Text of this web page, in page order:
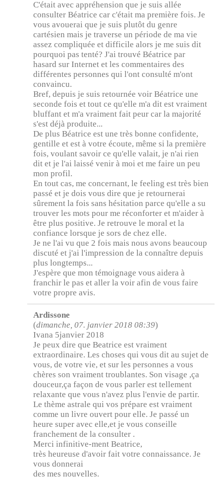
C'était avec appréhension que je suis allée
consulter Béatrice car c'était ma première fois. Je
vous avouerai que je suis plutôt du genre
cartésien mais je traverse un période de ma vie
assez compliquée et difficile alors je me suis dit
pourquoi pas tenté? J'ai trouvé Béatrice par
hasard sur Internet et les commentaires des
différentes personnes qui l'ont consulté m'ont
convaincu.
Bref, depuis je suis retournée voir Béatrice une
seconde fois et tout ce qu'elle m'a dit est vraiment
bluffant et m'a vraiment fait peur car la majorité
s'est déjà produite...
De plus Béatrice est une très bonne confidente,
gentille et est à votre écoute, même si la première
fois, voulant savoir ce qu'elle valait, je n'ai rien
dit et je l'ai laissé venir à moi et me faire un peu
mon profil.
En tout cas, me concernant, le feeling est très bien
passé et je dois vous dire que je retournerai
sûrement la fois sans hésitation parce qu'elle a su
trouver les mots pour me réconforter et m'aider à
être plus positive. Je retrouve le moral et la
confiance lorsque je sors de chez elle.
Je ne l'ai vu que 2 fois mais nous avons beaucoup
discuté et j'ai l'impression de la connaître depuis
plus longtemps...
J'espère que mon témoignage vous aidera à
franchir le pas et aller la voir afin de vous faire
votre propre avis.
Ardissone
(dimanche, 07. janvier 2018 08:39)
Ivana 5janvier 2018
Je peux dire que Beatrice est vraiment
extraordinaire. Les choses qui vous dit au sujet de
vous, de votre vie, et sur les personnes a vous
chères son vraiment troublantes. Son visage ,ça
douceur,ça façon de vous parler est tellement
relaxante que vous n'avez plus l'envie de partir.
Le thème astrale qui vos prépare est vraiment
comme un livre ouvert pour elle. Je passé un
heure super avec elle,et je vous conseille
franchement de la consulter .
Merci infinitive-ment Beatrice,
très heureuse d'avoir fait votre connaissance. Je
vous donnerai
des mes nouvelles.